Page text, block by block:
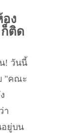
ง
ติด
! วันนี้
"คณะ
า
ยู่บน